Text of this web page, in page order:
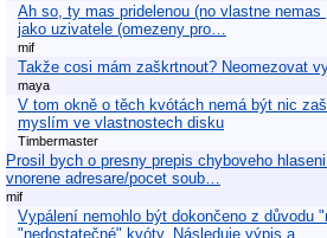
Ah so, ty mas pridelenou (no vlastne nemas
jako uzivatele (omezeny pro…
mif
Takže cosi mám zaškrtnout? Neomezovat
maya
V tom okně o těch kvótách nemá být nic
myslím ve vlastnostech disku
Timbermaster
Prosil bych o presny prepis chyboveho
vnorene adresare/pocet soub…
mif
Vypálení nemohlo být dokončeno z důvodu
"nedostatečné" kvóty. Následuje výpis a…